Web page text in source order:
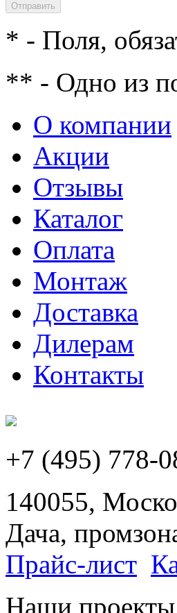
* - Поля,
** - Одно из
О компании
Акции
Отзывы
Каталог
Оплата
Монтаж
Доставка
Дилерам
Контакты
+7 (495) 778-
140055,
Дача,
Прайс-лист
Наши